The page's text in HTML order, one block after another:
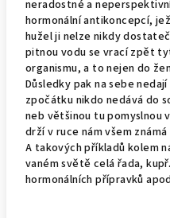
neradostné a
hormonální antikoncepcí,
hužel ji nelze nikdy
pitnou vodu se vrací zpět
organismu, a to nejen do
Důsledky pak na sebe
zpočátku nikdo nedává do
neb většinou tu pomyslnou
drží v ruce nám všem
A takových příkladů kolem
vaném světě celá řada,
hormonálních přípravků